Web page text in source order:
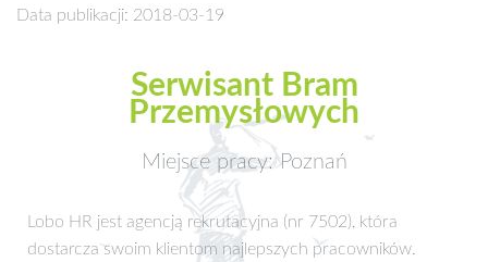
Data publikacji: 2018-03-19
Serwisant Bram
Przemysłowych
Miejsce pracy: Poznań
Lobo HR jest agencją rekrutacyjna (nr 7502), która
dostarcza swoim klientom najlepszych pracowników.